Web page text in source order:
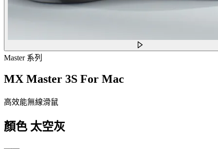
Master 系列
MX Master 3S For Mac
高效能無線滑鼠
顏色 太空灰